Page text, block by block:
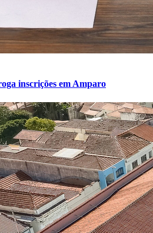
inscrições em Amparo